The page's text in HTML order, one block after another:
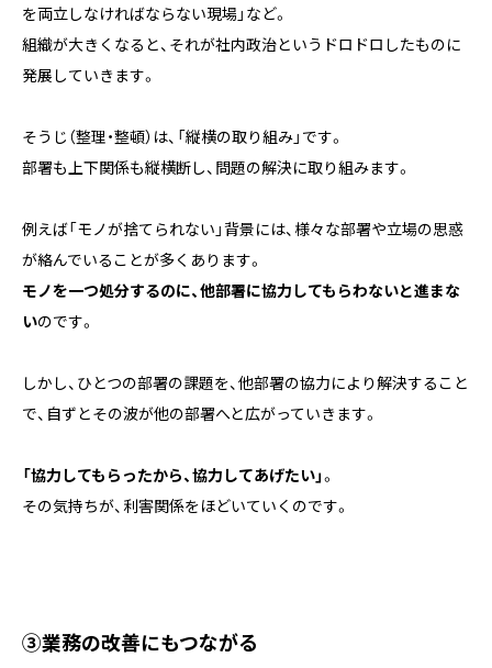
を両立しなければならない現場」など。
組織が大きくなると、それが社内政治というドロドロしたものに
発展していきます。
そうじ（整理・整頓）は、「縦横の取り組み」です。
部署も上下関係も縦横断し、問題の解決に取り組みます。
例えば「モノが捨てられない」背景には、様々な部署や立場の思惑
が絡んでいることが多くあります。
モノを一つ処分するのに、他部署に協力してもらわないと進まな
いのです。
しかし、ひとつの部署の課題を、他部署の協力により解決すること
で、自ずとその波が他の部署へと広がっていきます。
「協力してもらったから、協力してあげたい」。
その気持ちが、利害関係をほどいていくのです。
③業務の改善にもつながる